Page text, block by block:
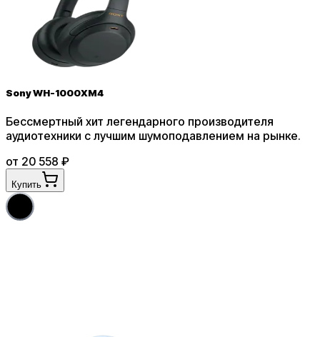
Sony WH-1000XM4
Бессмертный хит легендарного производителя
аудиотехники с лучшим шумоподавлением на рынке.
от 20 558 ₽
Купить